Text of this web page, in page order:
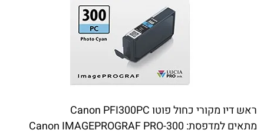
ראש דיו מקורי כחול פוטו Canon PFI300PC
מתאים למדפסת: Canon IMAGEPROGRAF PRO-300